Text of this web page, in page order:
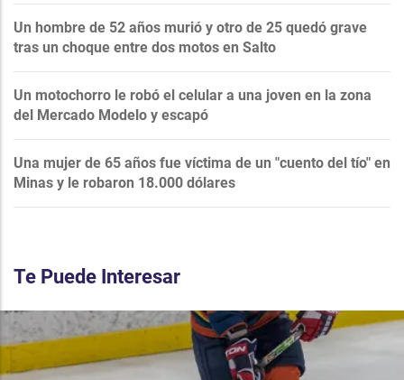
Un hombre de 52 años murió y otro de 25 quedó grave
tras un choque entre dos motos en Salto
Un motochorro le robó el celular a una joven en la zona
del Mercado Modelo y escapó
Una mujer de 65 años fue víctima de un "cuento del tío" en
Minas y le robaron 18.000 dólares
Te Puede Interesar